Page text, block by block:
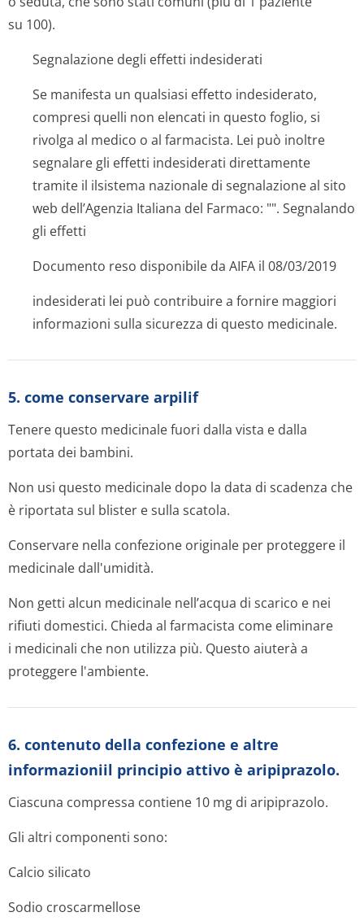
su 100).
Segnalazione degli effetti indesiderati
Se manifesta un qualsiasi effetto indesiderato,
compresi quelli non elencati in questo foglio, si
rivolga al medico o al farmacista. Lei può inoltre
segnalare gli effetti indesiderati direttamente
tramite il ilsistema nazionale di segnalazione al sito
web dell’Agenzia Italiana del Farmaco: "". Segnalando
gli effetti
Documento reso disponibile da AIFA il 08/03/2019
indesiderati lei può contribuire a fornire maggiori
informazioni sulla sicurezza di questo medicinale.
5. come conservare arpilif
Tenere questo medicinale fuori dalla vista e dalla
portata dei bambini.
Non usi questo medicinale dopo la data di scadenza che
è riportata sul blister e sulla scatola.
Conservare nella confezione originale per proteggere il
medicinale dall'umidità.
Non getti alcun medicinale nell’acqua di scarico e nei
rifiuti domestici. Chieda al farmacista come eliminare
i medicinali che non utilizza più. Questo aiuterà a
proteggere l'ambiente.
6. contenuto della confezione e altre
informazioniil principio attivo è aripiprazolo.
Ciascuna compressa contiene 10 mg di aripiprazolo.
Gli altri componenti sono:
Calcio silicato
Sodio croscarmellose